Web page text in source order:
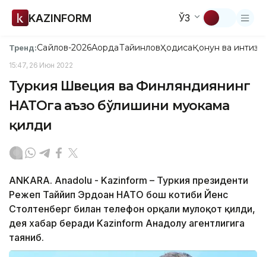
KAZINFORM ЎЗ
Тренд:Сайлов-2026АқордаТайинловҲодисаҚонун ва
15:47, 26 Июн 2022
Туркия Швеция ва Финляндиянинг
НАТОга аъзо бўлишини муҳокама
қилди
ANKARA. Anadolu - Kazinform – Туркия президенти
Режеп Таййип Эрдоған НАТО бош котиби Йенс
Столтенберг билан телефон орқали мулоқот қилди,
дея хабар беради Kazinform Анадолу агентлигига
таяниб.